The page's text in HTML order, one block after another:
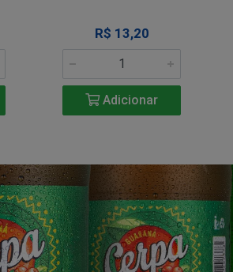
R$ 13,20
Adicionar